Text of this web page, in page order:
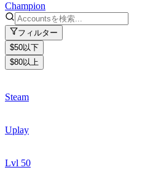
Champion
フィルター
$50以下
$80以上
Steam
Uplay
Lvl 50